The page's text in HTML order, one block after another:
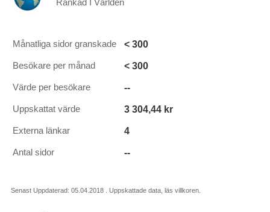
Rankad I Världen
Månatliga sidor granskade < 300
Besökare per månad < 300
Värde per besökare --
Uppskattat värde 3 304,44 kr
Externa länkar 4
Antal sidor --
Senast Uppdaterad: 05.04.2018 . Uppskattade data, läs villkoren.